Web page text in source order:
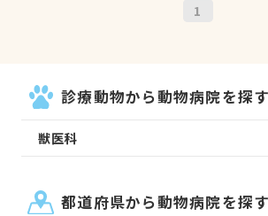
1
診療動物から動物病院を探す
獣医科
都道府県から動物病院を探す